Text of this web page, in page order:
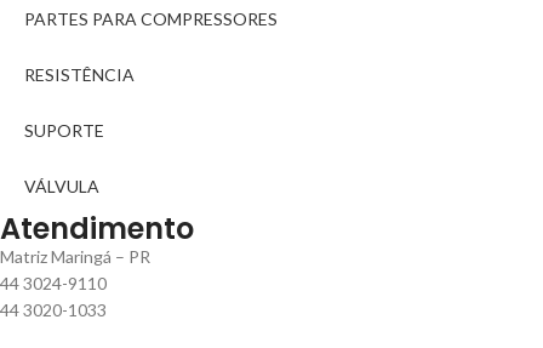
PARTES PARA COMPRESSORES
RESISTÊNCIA
SUPORTE
VÁLVULA
Atendimento
Matriz Maringá – PR
44 3024-9110
44 3020-1033